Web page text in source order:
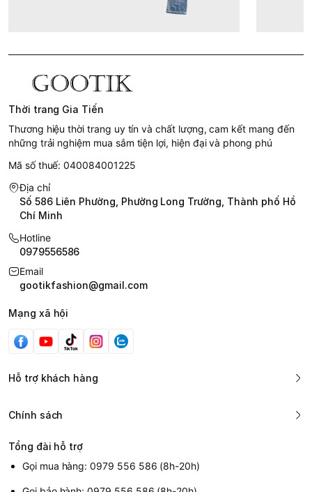
Thời trang Gia Tiến
Thương hiệu thời trang uy tín và chất lượng, cam kết mang đến
những trải nghiệm mua sắm tiện lợi, hiện đại và phong phú
Mã số thuế: 040084001225
Địa chỉ
Số 586 Liên Phường, Phường Long Trường, Thành phố Hồ
Chí Minh
Hotline
0979556586
Email
gootikfashion@gmail.com
Mạng xã hội
Hỗ trợ khách hàng
Chính sách
Tổng đài hỗ trợ
Gọi mua hàng: 0979 556 586 (8h-20h)